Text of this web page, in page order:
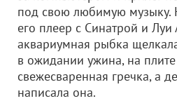
под свою любимую музыку.
его плеер с Синатрой и
аквариумная рыбка
в ожидании ужина, на
свежесваренная гречка, а
написала она.